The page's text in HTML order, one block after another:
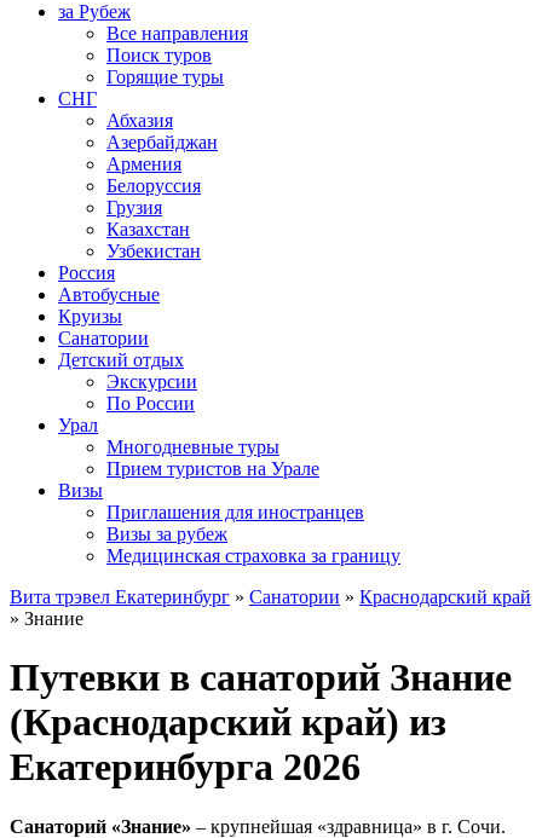
за Рубеж
Все направления
Поиск туров
Горящие туры
СНГ
Абхазия
Азербайджан
Армения
Белоруссия
Грузия
Казахстан
Узбекистан
Россия
Автобусные
Круизы
Санатории
Детский отдых
Экскурсии
По России
Урал
Многодневные туры
Прием туристов на Урале
Визы
Приглашения для иностранцев
Визы за рубеж
Медицинская страховка за границу
Вита трэвел Екатеринбург » Санатории » Краснодарский край
» Знание
Путевки в санаторий Знание
(Краснодарский край) из
Екатеринбурга 2026
Санаторий «Знание» – крупнейшая «здравница» в г. Сочи.